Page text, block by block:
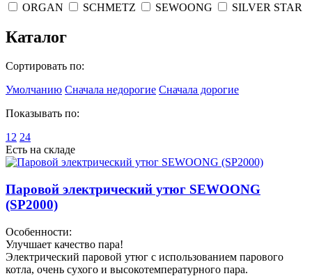
ORGAN
SCHMETZ SEWOONG SILVER STAR
Каталог
Сортировать по:
Умолчанию Сначала недорогие Сначала дорогие
Показывать по:
12 24
Есть на складе
Паровой электрический утюг SEWOONG
(SP2000)
Особенности:
Улучшает качество пара!
Электрический паровой утюг с использованием парового
котла, очень сухого и высокотемпературного пара.